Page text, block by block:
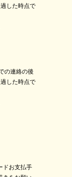
した時点で
の連絡の後
した時点で
ドお支払手